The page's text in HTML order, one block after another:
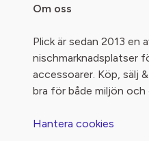
Om oss
Plick är sedan 2013 en
nischmarknadsplatser
accessoarer. Köp, sälj
bra för både miljön och
Hantera cookies